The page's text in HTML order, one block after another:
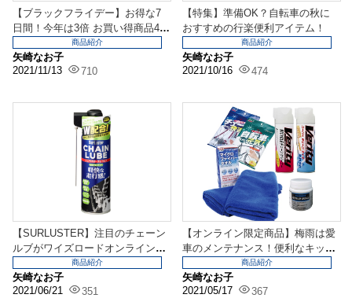
【ブラックフライデー】お得な7
日間！今年は3倍 お買い得商品40,
矢崎なお子
2021/11/13
710
商品紹介
【特集】準備OK？自転車の秋に
おすすめの行楽便利アイテム！
矢崎なお子
2021/10/16
474
商品紹介
【SURLUSTER】注目のチェーン
ルブがワイズロードオンラインで
取り扱い開始！
矢崎なお子
2021/06/21
351
商品紹介
【オンライン限定商品】梅雨は愛
車のメンテナンス！便利なキット
矢崎なお子
2021/05/17
367
商品紹介